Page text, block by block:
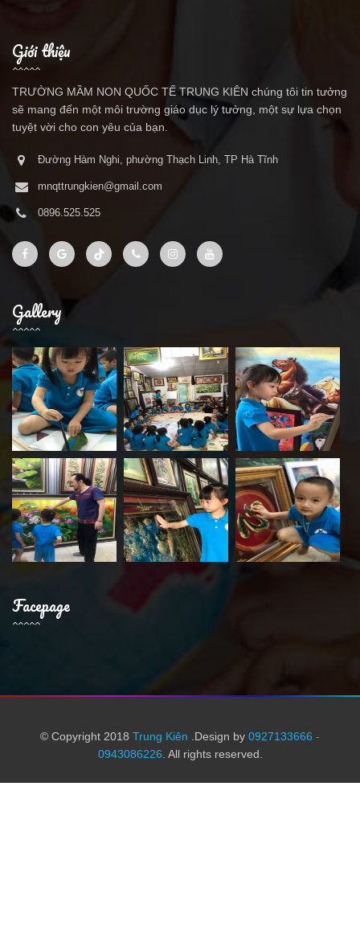
Giới thiệu
TRƯỜNG MẦM NON QUỐC TẾ TRUNG KIÊN chúng tôi tin tưởng
sẽ mang đến một môi trường giáo dục lý tưởng, một sự lựa chọn
tuyệt vời cho con yêu của bạn.
Đường Hàm Nghi, phường Thạch Linh, TP Hà Tĩnh
mnqttrungkien@gmail.com
0896.525.525
Gallery
Facepage
© Copyright 2018 Trung Kiên .Design by 0927133666 -
0943086226 . All rights reserved.